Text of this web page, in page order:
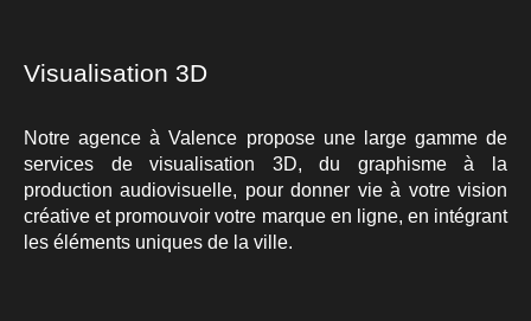
Visualisation 3D
Notre agence à Valence propose une large gamme de
services de visualisation 3D, du graphisme à la
production audiovisuelle, pour donner vie à votre vision
créative et promouvoir votre marque en ligne, en intégrant
les éléments uniques de la ville.